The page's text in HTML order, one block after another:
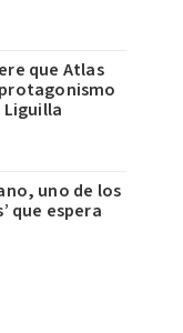
que Atlas
Liguilla
uno de los
que espera